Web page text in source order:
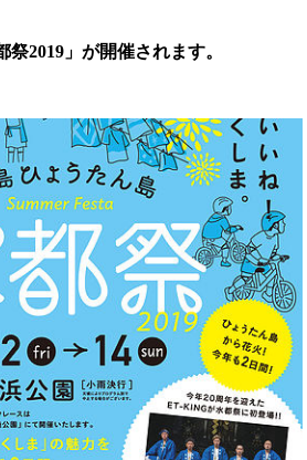
祭2019」が開催されます。